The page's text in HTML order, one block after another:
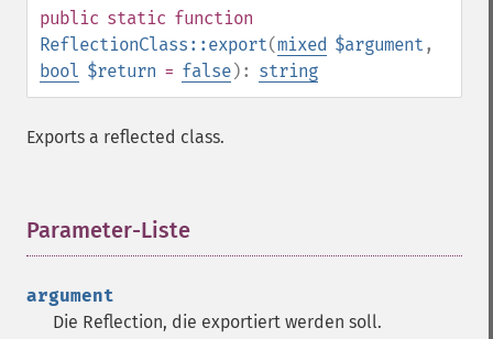
public static function
ReflectionClass::export(mixed $argument ,
bool $return = false): string
Exports a reflected class.
Parameter-Liste
argument
Die Reflection, die exportiert werden soll.